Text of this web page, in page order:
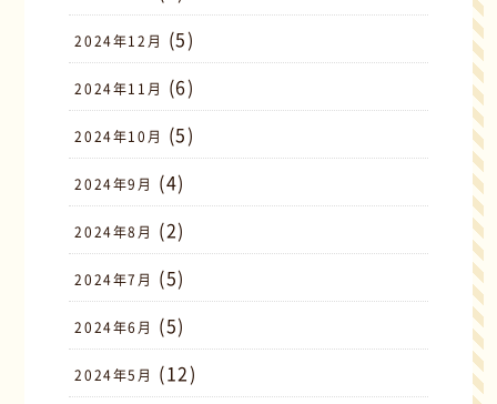
2024年12月 (5)
2024年11月 (6)
2024年10月 (5)
2024年9月 (4)
2024年8月 (2)
2024年7月 (5)
2024年6月 (5)
2024年5月 (12)